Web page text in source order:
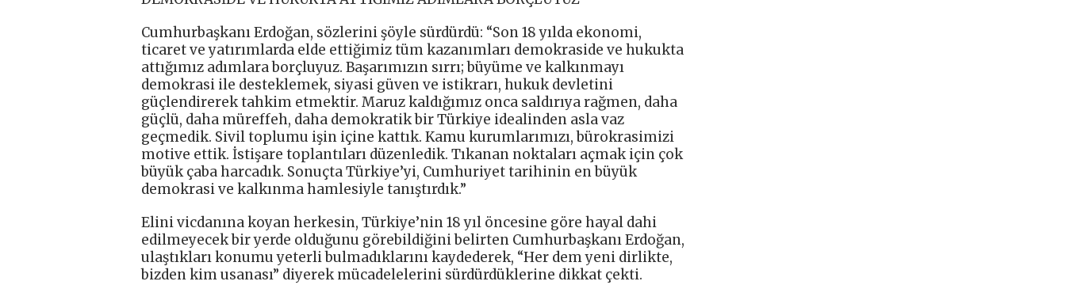
Cumhurbaşkanı Erdoğan, sözlerini şöyle sürdürdü: “Son 18 yılda ekonomi,
ticaret ve yatırımlarda elde ettiğimiz tüm kazanımları demokraside ve hukukta
attığımız adımlara borçluyuz. Başarımızın sırrı; büyüme ve kalkınmayı
demokrasi ile desteklemek, siyasi güven ve istikrarı, hukuk devletini
güçlendirerek tahkim etmektir. Maruz kaldığımız onca saldırıya rağmen, daha
güçlü, daha müreffeh, daha demokratik bir Türkiye idealinden asla vaz
geçmedik. Sivil toplumu işin içine kattık. Kamu kurumlarımızı, bürokrasimizi
motive ettik. İstişare toplantıları düzenledik. Tıkanan noktaları açmak için çok
büyük çaba harcadık. Sonuçta Türkiye’yi, Cumhuriyet tarihinin en büyük
demokrasi ve kalkınma hamlesiyle tanıştırdık.”
Elini vicdanına koyan herkesin, Türkiye’nin 18 yıl öncesine göre hayal dahi
edilmeyecek bir yerde olduğunu görebildiğini belirten Cumhurbaşkanı Erdoğan,
ulaştıkları konumu yeterli bulmadıklarını kaydederek, “Her dem yeni dirlikte,
bizden kim usanası” diyerek mücadelelerini sürdürdüklerine dikkat çekti.